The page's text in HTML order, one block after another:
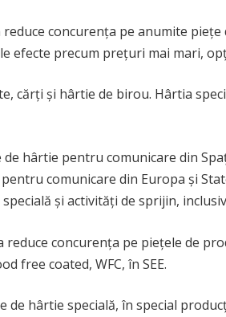
concurența pe anumite
efecte precum prețuri mai mari,
cărți și hârtie de birou. Hârtia
hârtie pentru comunicare din
comunicare din Europa și
și activități de sprijin,
concurența pe piețele de
free coated, WFC, în SEE.
hârtie specială, în special